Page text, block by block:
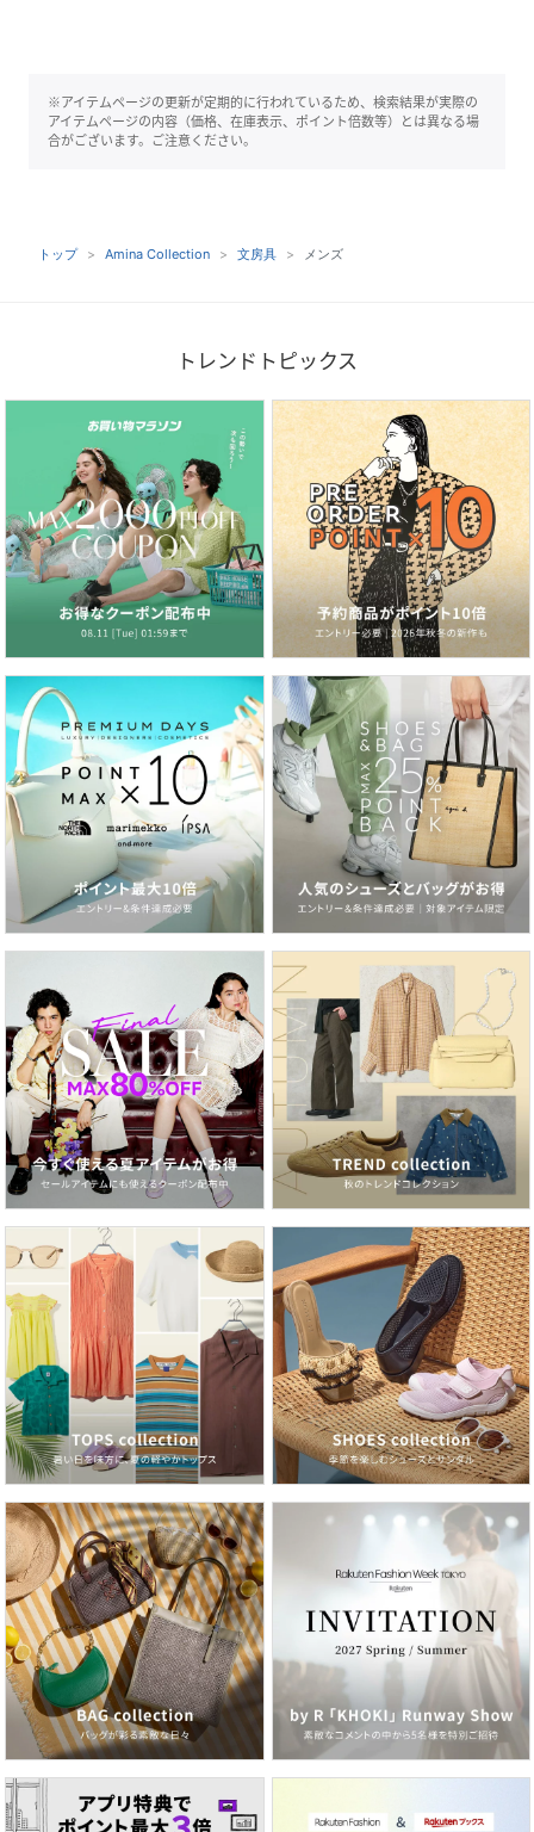
※アイテムページの更新が定期的に行われているため、検索結果が実際の
アイテムページの内容（価格、在庫表示、ポイント倍数等）とは異なる場
合がございます。ご注意ください。
トップ Amina Collection 文房具 メンズ
トレンドトピックス